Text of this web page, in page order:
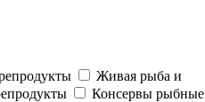
Живая рыба и
Консервы рыбные